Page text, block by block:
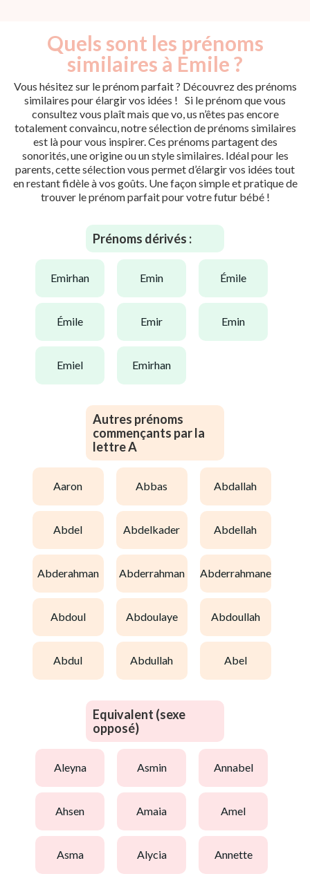
Quels sont les prénoms
similaires à Emile ?
Vous hésitez sur le prénom parfait ? Découvrez des prénoms
similaires pour élargir vos idées ! Si le prénom que vous
consultez vous plaît mais que vo, us n’êtes pas encore
totalement convaincu, notre sélection de prénoms similaires
est là pour vous inspirer. Ces prénoms partagent des
sonorités, une origine ou un style similaires. Idéal pour les
parents, cette sélection vous permet d’élargir vos idées tout
en restant fidèle à vos goûts. Une façon simple et pratique de
trouver le prénom parfait pour votre futur bébé !
Prénoms dérivés :
emirhan emin émile
émile emir emin
emiel emirhan
Autres prénoms
commençants par la
lettre A
aaron abbas abdallah
abdel abdelkader abdellah
abderahman abderrahman abderrahmane
abdoul abdoulaye abdoullah
abdul abdullah abel
Equivalent (sexe
opposé)
aleyna asmin annabel
ahsen amaia amel
asma alycia annette